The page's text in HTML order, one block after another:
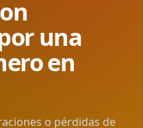
una
en
o pérdidas de